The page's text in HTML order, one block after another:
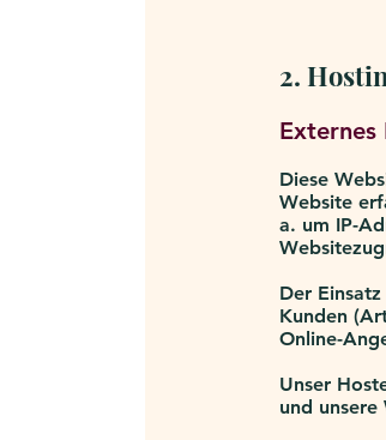
2.
Externes
Diese
Website
a. um IP-
Der
Kunden
Online-
Unser
und